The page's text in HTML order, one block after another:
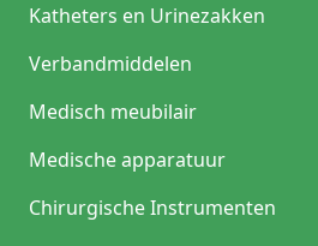
Katheters en Urinezakken
Verbandmiddelen
Medisch meubilair
Medische apparatuur
Chirurgische Instrumenten